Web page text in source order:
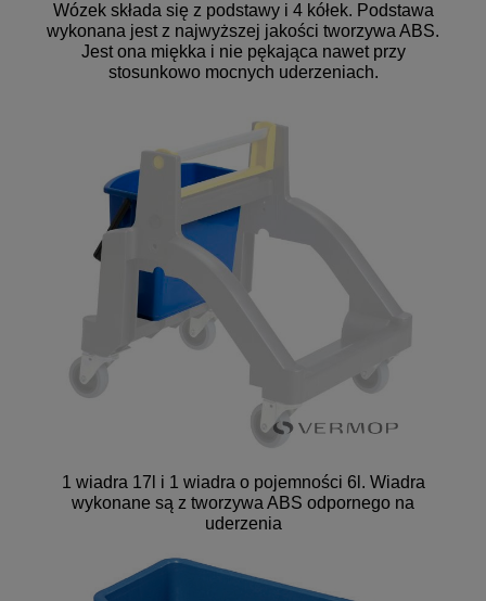
Wózek składa się z podstawy i 4 kółek. Podstawa
wykonana jest z najwyższej jakości tworzywa ABS.
Jest ona miękka i nie pękająca nawet przy
stosunkowo mocnych uderzeniach.
1 wiadra 17l i 1 wiadra o pojemności 6l. Wiadra
wykonane są z tworzywa ABS odpornego na
uderzenia